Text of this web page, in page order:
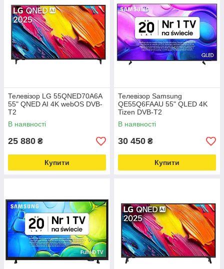
Телевізор LG 55QNED70A6A
55" QNED AI 4K webOS DVB-
T2
В наявності
25 880 ₴
Купити
Телевізор Samsung
QE55Q6FAAU 55" QLED 4K
Tizen DVB-T2
В наявності
30 450 ₴
Купити